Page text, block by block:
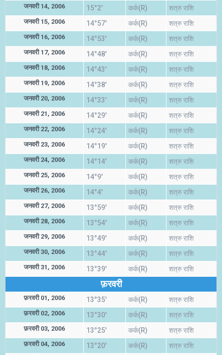
जनवरी 14, 2006 15°2' कर्क(R) शत्रु राशि
जनवरी 15, 2006 14°57' कर्क(R) शत्रु राशि
जनवरी 16, 2006 14°53' कर्क(R) शत्रु राशि
जनवरी 17, 2006 14°48' कर्क(R) शत्रु राशि
जनवरी 18, 2006 14°43' कर्क(R) शत्रु राशि
जनवरी 19, 2006 14°38' कर्क(R) शत्रु राशि
जनवरी 20, 2006 14°33' कर्क(R) शत्रु राशि
जनवरी 21, 2006 14°29' कर्क(R) शत्रु राशि
जनवरी 22, 2006 14°24' कर्क(R) शत्रु राशि
जनवरी 23, 2006 14°19' कर्क(R) शत्रु राशि
जनवरी 24, 2006 14°14' कर्क(R) शत्रु राशि
जनवरी 25, 2006 14°9' कर्क(R) शत्रु राशि
जनवरी 26, 2006 14°4' कर्क(R) शत्रु राशि
जनवरी 27, 2006 13°59' कर्क(R) शत्रु राशि
जनवरी 28, 2006 13°54' कर्क(R) शत्रु राशि
जनवरी 29, 2006 13°49' कर्क(R) शत्रु राशि
जनवरी 30, 2006 13°44' कर्क(R) शत्रु राशि
जनवरी 31, 2006 13°39' कर्क(R) शत्रु राशि
फ़रवरी
फ़रवरी 01, 2006 13°35' कर्क(R) शत्रु राशि
फ़रवरी 02, 2006 13°30' कर्क(R) शत्रु राशि
फ़रवरी 03, 2006 13°25' कर्क(R) शत्रु राशि
फ़रवरी 04, 2006 13°20' कर्क(R) शत्रु राशि